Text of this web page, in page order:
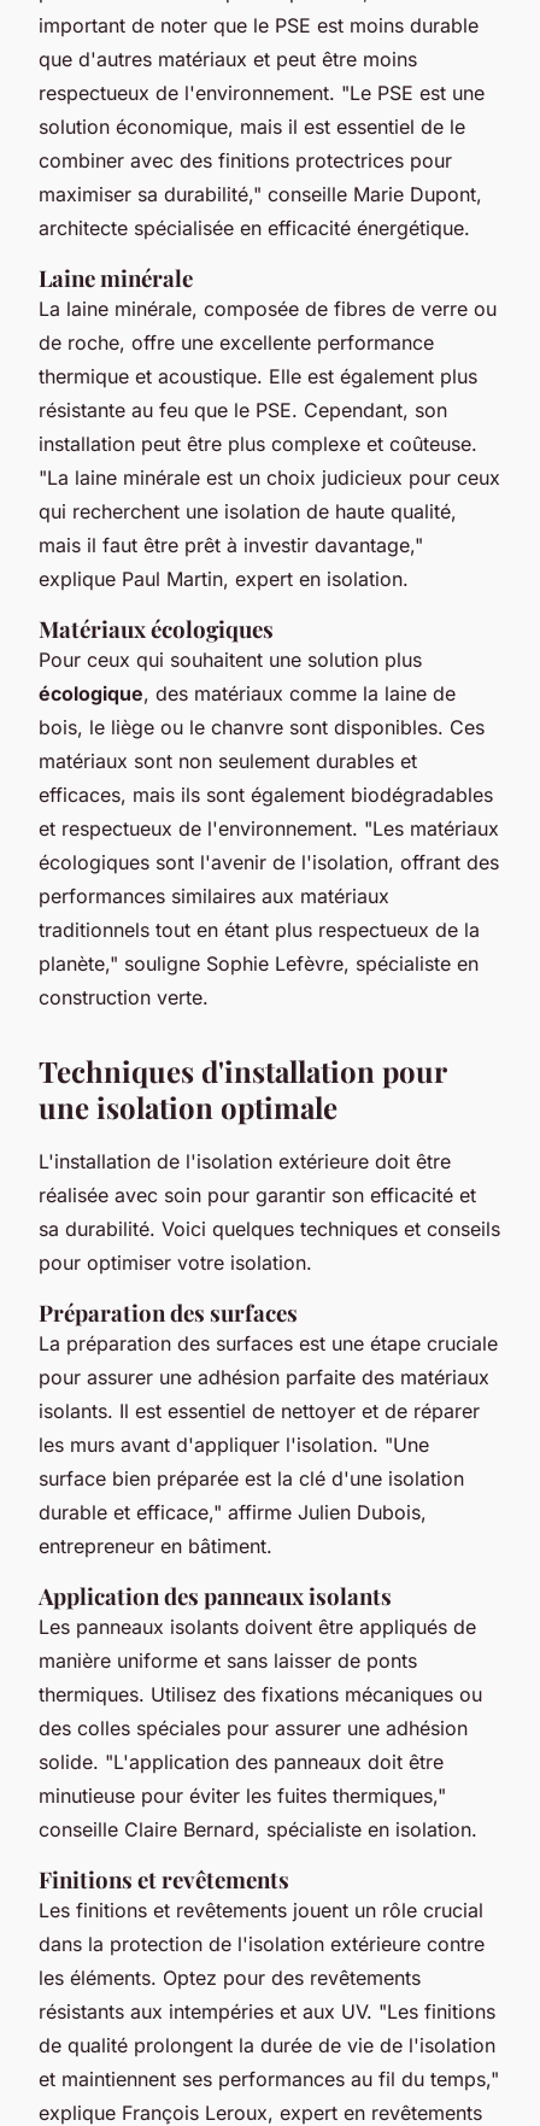
important de noter que le PSE est moins durable
que d'autres matériaux et peut être moins
respectueux de l'environnement. "Le PSE est une
solution économique, mais il est essentiel de le
combiner avec des finitions protectrices pour
maximiser sa durabilité," conseille Marie Dupont,
architecte spécialisée en efficacité énergétique.
Laine minérale
La laine minérale, composée de fibres de verre ou
de roche, offre une excellente performance
thermique et acoustique. Elle est également plus
résistante au feu que le PSE. Cependant, son
installation peut être plus complexe et coûteuse.
"La laine minérale est un choix judicieux pour ceux
qui recherchent une isolation de haute qualité,
mais il faut être prêt à investir davantage,"
explique Paul Martin, expert en isolation.
Matériaux écologiques
Pour ceux qui souhaitent une solution plus
écologique, des matériaux comme la laine de
bois, le liège ou le chanvre sont disponibles. Ces
matériaux sont non seulement durables et
efficaces, mais ils sont également biodégradables
et respectueux de l'environnement. "Les matériaux
écologiques sont l'avenir de l'isolation, offrant des
performances similaires aux matériaux
traditionnels tout en étant plus respectueux de la
planète," souligne Sophie Lefèvre, spécialiste en
construction verte.
Techniques d'installation pour
une isolation optimale
L'installation de l'isolation extérieure doit être
réalisée avec soin pour garantir son efficacité et
sa durabilité. Voici quelques techniques et conseils
pour optimiser votre isolation.
Préparation des surfaces
La préparation des surfaces est une étape cruciale
pour assurer une adhésion parfaite des matériaux
isolants. Il est essentiel de nettoyer et de réparer
les murs avant d'appliquer l'isolation. "Une
surface bien préparée est la clé d'une isolation
durable et efficace," affirme Julien Dubois,
entrepreneur en bâtiment.
Application des panneaux isolants
Les panneaux isolants doivent être appliqués de
manière uniforme et sans laisser de ponts
thermiques. Utilisez des fixations mécaniques ou
des colles spéciales pour assurer une adhésion
solide. "L'application des panneaux doit être
minutieuse pour éviter les fuites thermiques,"
conseille Claire Bernard, spécialiste en isolation.
Finitions et revêtements
Les finitions et revêtements jouent un rôle crucial
dans la protection de l'isolation extérieure contre
les éléments. Optez pour des revêtements
résistants aux intempéries et aux UV. "Les finitions
de qualité prolongent la durée de vie de l'isolation
et maintiennent ses performances au fil du temps,"
explique François Leroux, expert en revêtements